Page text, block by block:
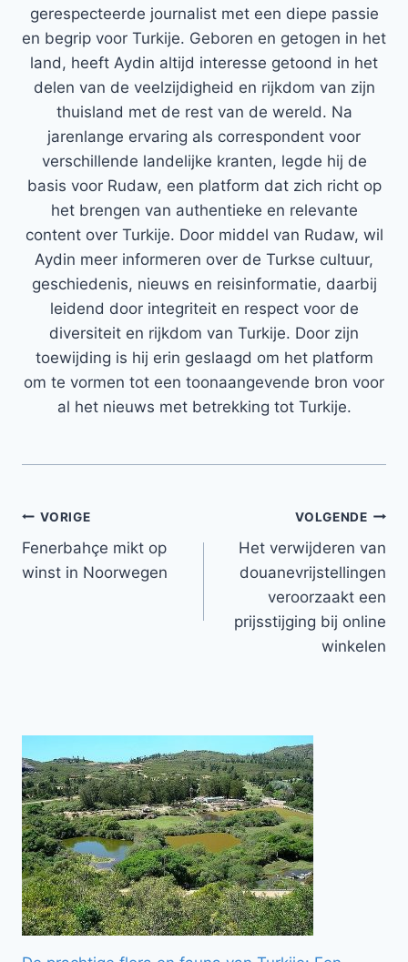
gerespecteerde journalist met een diepe passie
en begrip voor Turkije. Geboren en getogen in het
land, heeft Aydin altijd interesse getoond in het
delen van de veelzijdigheid en rijkdom van zijn
thuisland met de rest van de wereld. Na
jarenlange ervaring als correspondent voor
verschillende landelijke kranten, legde hij de
basis voor Rudaw, een platform dat zich richt op
het brengen van authentieke en relevante
content over Turkije. Door middel van Rudaw, wil
Aydin meer informeren over de Turkse cultuur,
geschiedenis, nieuws en reisinformatie, daarbij
leidend door integriteit en respect voor de
diversiteit en rijkdom van Turkije. Door zijn
toewijding is hij erin geslaagd om het platform
om te vormen tot een toonaangevende bron voor
al het nieuws met betrekking tot Turkije.
Bericht
navigatie
VORIGE
Fenerbahçe mikt op
winst in Noorwegen
VOLGENDE
Het verwijderen van
douanevrijstellingen
veroorzaakt een
prijsstijging bij online
winkelen